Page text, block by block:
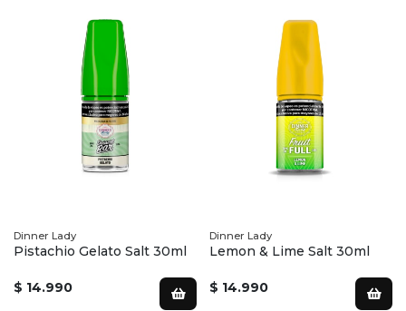
Dinner Lady
Pistachio Gelato Salt 30ml
$ 14.990
Dinner Lady
Lemon & Lime Salt 30ml
$ 14.990